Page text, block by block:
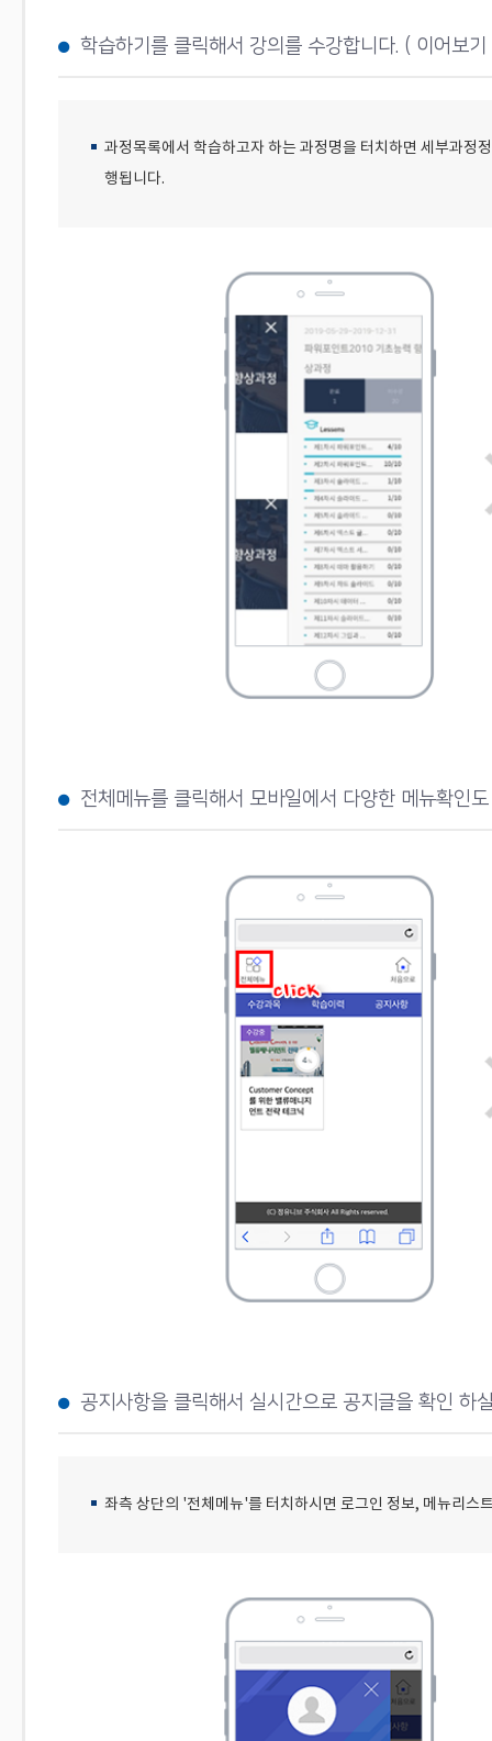
학습하기를 클릭해서 강의를 수강합니다. ( 이어보기
과정목록에서 학습하고자 하는 과정명을 터치하면 세부과정
행됩니다.
전체메뉴를 클릭해서 모바일에서 다양한 메뉴확인
공지사항을 클릭해서 실시간으로 공지글을 확인 하
좌측 상단의 '전체메뉴'를 터치하시면 로그인 정보, 메뉴리스